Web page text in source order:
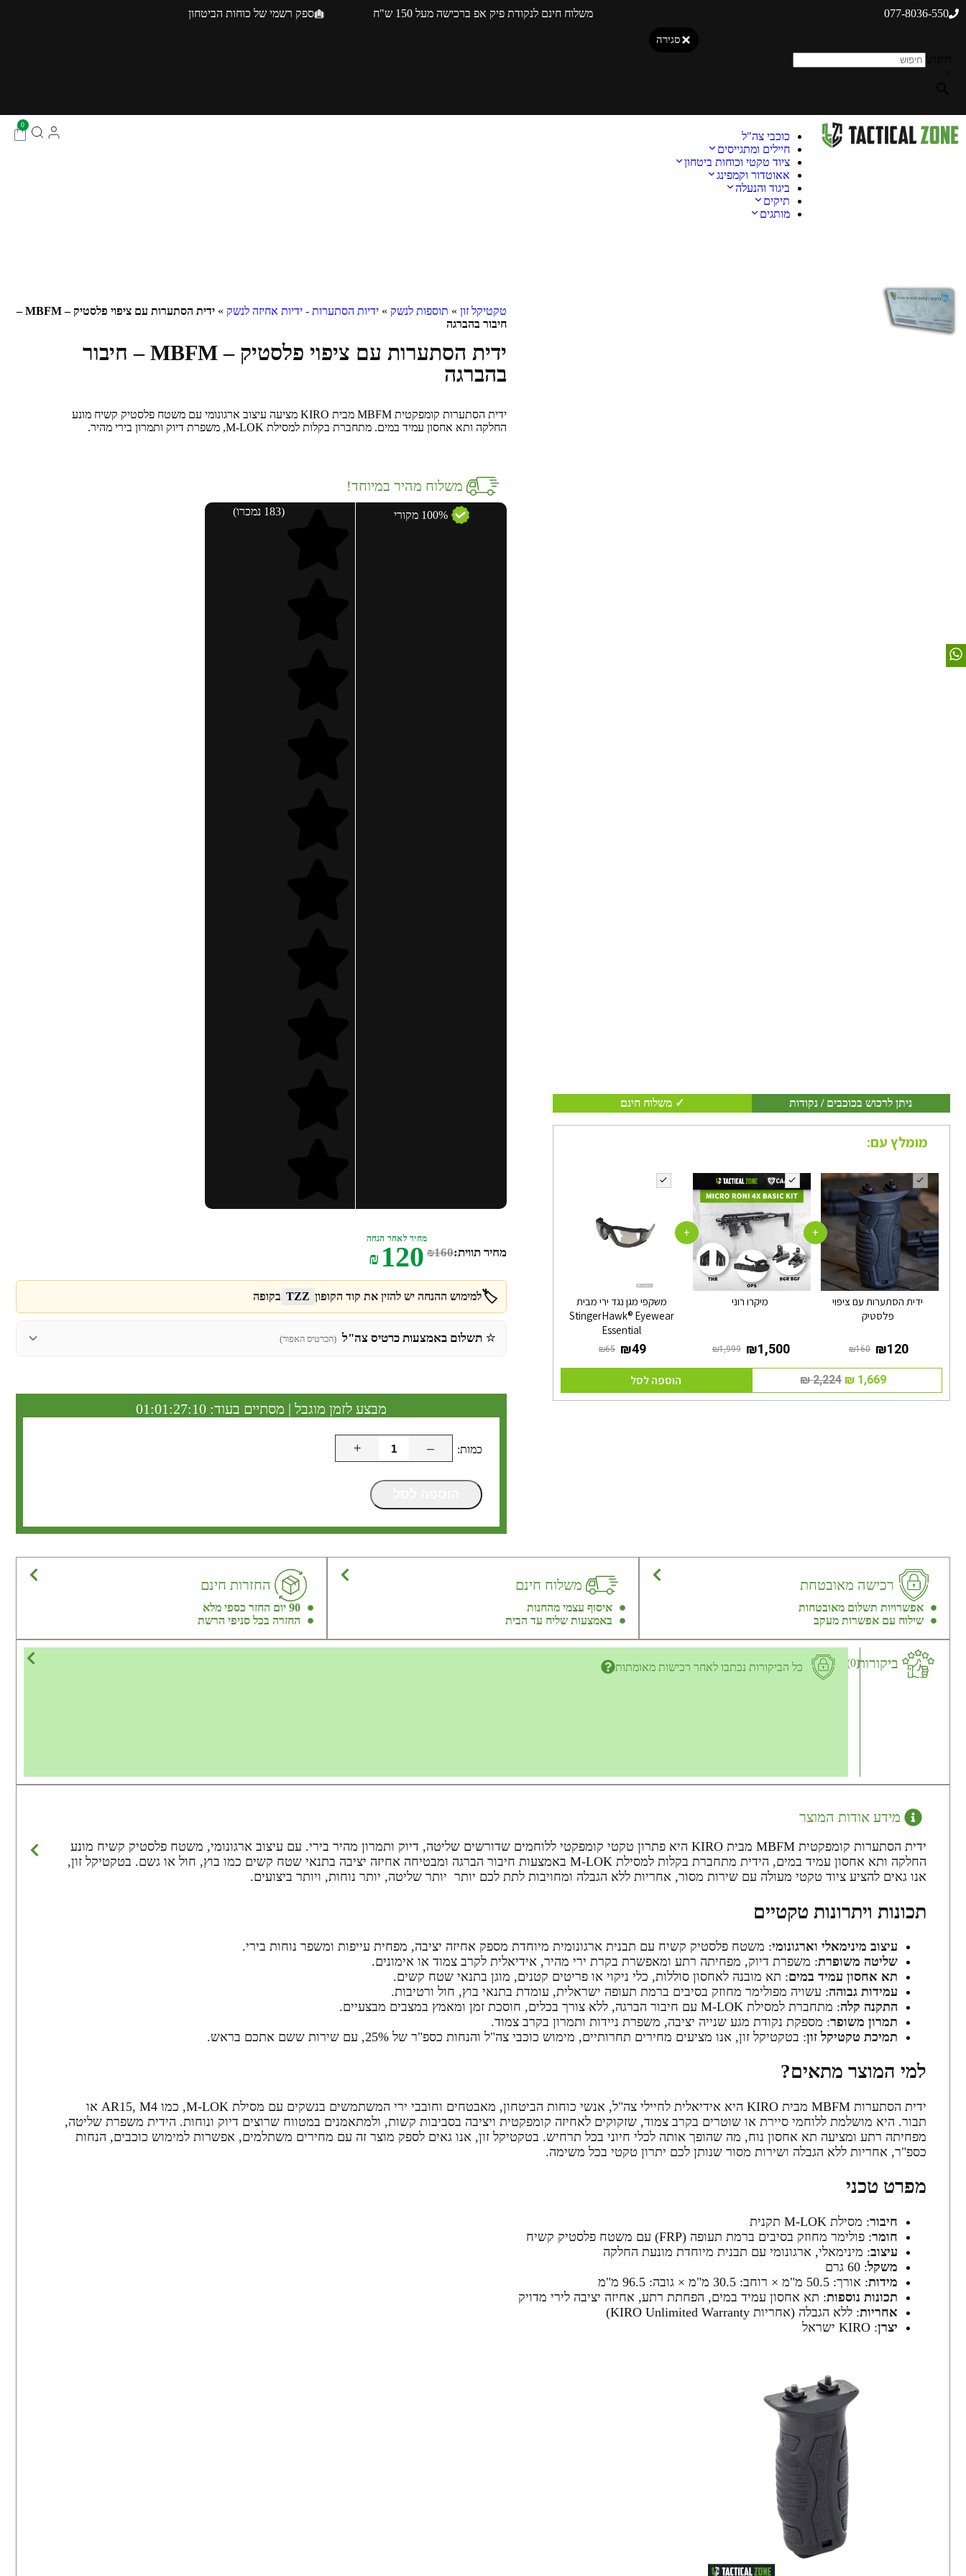
077-8036-550 משלוח חינם לנקודת פיק אפ ברכישה מעל 150 ש"ח ספק רשמי של כוחות הביטחון
סגירה
כוכבי צה"ל
חיילים ומתגייסים
ציוד טקטי וכוחות ביטחון
אאוטדור וקמפינג
ביגוד והנעלה
תיקים
מותגים
0
ניתן לרכוש בכוכבים / נקודות ✓ משלוח חינם
מומלץ עם:
ידית הסתערות עם ציפוי
פלסטיק
‏160 ₪
+
מיקרו רוני
‏1,999 ₪ ‏1,500 ₪
+
משקפי מגן נגד ירי מבית
StingerHawk® Eyewear
Essential
‏2,224 ₪ הוספה לסל
טקטיקל זון » תוספות לנשק » ידיות הסתערות - ידיות אחיזה לנשק »
ידית הסתערות עם ציפוי פלסטיק – MBFM –
חיבור בהברגה
ידית הסתערות עם ציפוי פלסטיק – MBFM – חיבור
בהברגה
ידית הסתערות קומפקטית MBFM מבית KIRO מציעה עיצוב ארגונומי עם משטח פלסטיק קשיח מונע
החלקה ותא אחסון עמיד במים. מתחברת בקלות למסילת M-LOK, משפרת דיוק ותמרון בירי מהיר.
משלוח מהיר במיוחד!
100% מקורי (183 נמכרו)
מחיר תווית: ₪160
מחיר לאחר הנחה
₪ 120
🏷️למימוש ההנחה יש להזין את קוד הקופון TZZ בקופה
⭐ תשלום באמצעות כרטיס צה"ל (הכרטיס האפור)
מבצע לזמן מוגבל | מסתיים בעוד: 01:01:27:09
–
+
רכישה מאובטחת
אפשרויות תשלום מאובטחות
שילוח עם אפשרות מעקב
משלוח חינם
איסוף עצמי מהחנות
באמצעות שליח עד הבית
החזרות חינם
90 יום החזר כספי מלא
החזרה בכל סניפי הרשת
ביקורות(0) כל הביקורות נכתבו לאחר רכישות מאומתות
מידע אודות המוצר
ידית הסתערות קומפקטית MBFM מבית KIRO היא פתרון טקטי קומפקטי ללוחמים שדורשים שליטה, דיוק ותמרון מהיר בירי. עם עיצוב ארגונומי, משטח פלסטיק קשיח מונע
החלקה ותא אחסון עמיד במים, הידית מתחברת בקלות למסילת M-LOK באמצעות חיבור הברגה ומבטיחה אחיזה יציבה בתנאי שטח קשים כמו בוץ, חול או גשם. בטקטיקל זון,
אנו גאים להציע ציוד טקטי מעולה עם שירות מסור, אחריות ללא הגבלה ומחויבות לתת לכם יותר יותר שליטה, יותר נוחות, ויותר ביצועים.
תכונות ויתרונות טקטיים
עיצוב מינימאלי וארגונומי: משטח פלסטיק קשיח עם תבנית ארגונומית מיוחדת מספק אחיזה יציבה, מפחית עייפות ומשפר נוחות בירי.
שליטה משופרת: משפרת דיוק, מפחיתה רתע ומאפשרת בקרת ירי מהיר, אידיאלית לקרב צמוד או אימונים.
תא אחסון עמיד במים: תא מובנה לאחסון סוללות, כלי ניקוי או פריטים קטנים, מוגן בתנאי שטח קשים.
עמידות גבוהה: עשויה מפולימר מחוזק בסיבים ברמת תעופה ישראלית, עומדת בתנאי בוץ, חול ורטיבות.
התקנה קלה: מתחברת למסילת M-LOK עם חיבור הברגה, ללא צורך בכלים, חוסכת זמן ומאמץ במצבים מבצעיים.
תמרון משופר: מספקת נקודת מגע שנייה יציבה, משפרת ניידות ותמרון בקרב צמוד.
תמיכת טקטיקל זון: בטקטיקל זון, אנו מציעים מחירים תחרותיים, מימוש כוכבי צה"ל והנחות כספ"ר של 25%, עם שירות ששם אתכם בראש.
למי המוצר מתאים?
ידית הסתערות MBFM מבית KIRO היא אידיאלית לחיילי צה"ל, אנשי כוחות הביטחון, מאבטחים וחובבי ירי המשתמשים בנשקים עם מסילת M-LOK, כמו AR15, M4 או
תבור. היא מושלמת ללוחמי סיירת או שוטרים בקרב צמוד, שזקוקים לאחיזה קומפקטית ויציבה בסביבות קשות, ולמתאמנים במטווח שרוצים דיוק ונוחות. הידית משפרת שליטה,
מפחיתה רתע ומציעה תא אחסון נוח, מה שהופך אותה לכלי חיוני בכל תרחיש. בטקטיקל זון, אנו גאים לספק מוצר זה עם מחירים משתלמים, אפשרות למימוש כוכבים, הנחות
כספ"ר, אחריות ללא הגבלה ושירות מסור שנותן לכם יתרון טקטי בכל משימה.
מפרט טכני
חיבור: מסילת M-LOK תקנית
חומר: פולימר מחוזק בסיבים ברמת תעופה (FRP) עם משטח פלסטיק קשיח
עיצוב: מינימאלי, ארגונומי עם תבנית מיוחדת מונעת החלקה
משקל: 60 גרם
מידות: אורך: 50.5 מ"מ × רוחב: 30.5 מ"מ × גובה: 96.5 מ"מ
תכונות נוספות: תא אחסון עמיד במים, הפחתת רתע, אחיזה יציבה לירי מדויק
אחריות: ללא הגבלה (אחריות KIRO Unlimited Warranty)
יצרן: KIRO ישראל